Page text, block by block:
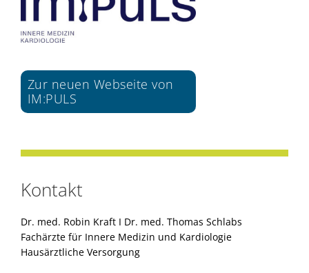
Zur neuen Webseite von
IM:PULS
Kontakt
Dr. med. Robin Kraft I Dr. med. Thomas Schlabs
Fachärzte für Innere Medizin und Kardiologie
Hausärztliche Versorgung